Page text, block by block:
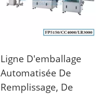
Ligne D'emballage
Automatisée De
Remplissage, De